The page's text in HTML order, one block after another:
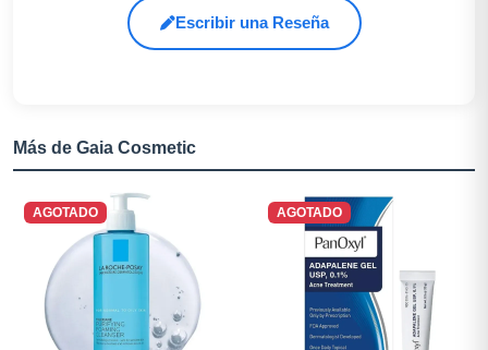
Escribir una Reseña
Más de Gaia Cosmetic
AGOTADO AGOTADO